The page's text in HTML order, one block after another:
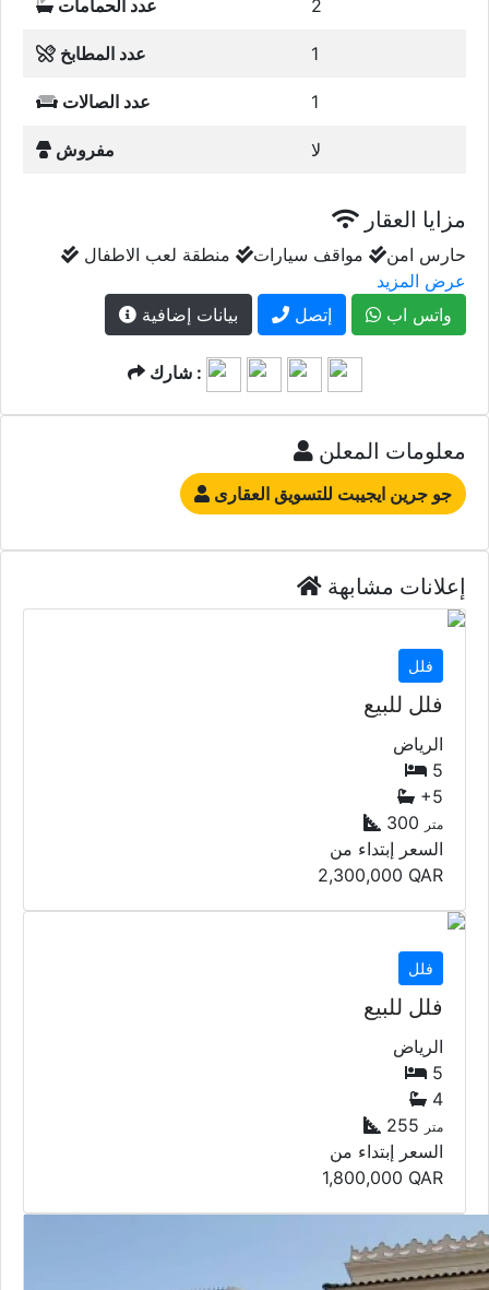
عدد الحمامات 2
عدد المطابخ 1
عدد الصالات 1
مفروش لا
مزايا العقار
حارس امن مواقف سيارات
منطقة لعب الاطفال
عرض المزيد
بيانات إضافية
إتصل واتس اب
شارك :
معلومات المعلن
جو جرين ايجيبت للتسويق العقارى
إعلانات مشابهة
فلل
فلل للبيع
الرياض
5
+5
300
متر
السعر إبتداء من
2,300,000 QAR
فلل
فلل للبيع
الرياض
5
4
255
متر
السعر إبتداء من
1,800,000 QAR